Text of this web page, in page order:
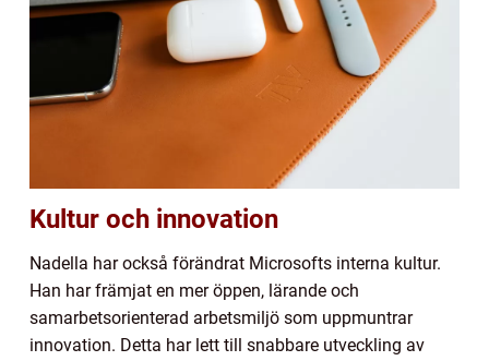
Kultur och innovation
Nadella har också förändrat Microsofts interna kultur.
Han har främjat en mer öppen, lärande och
samarbetsorienterad arbetsmiljö som uppmuntrar
innovation. Detta har lett till snabbare utveckling av